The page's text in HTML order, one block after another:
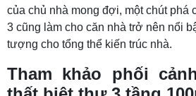
của chủ nhà mong đợi, một chút phá
3 cũng làm cho căn nhà trở nên nổi
tượng cho tổng thể kiến trúc nhà.
Tham khảo phối